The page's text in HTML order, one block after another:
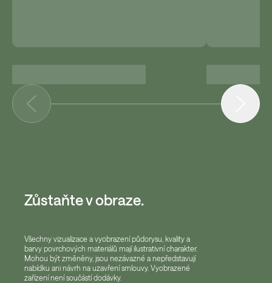
Zůstaňte v obraze.
Všechny vizualizace a vyobrazení půdorysu, kvality a
barvy povrchových materiálů mají ilustrativní charakter.
Mohou být změněny, jsou nezávazné a nepředstavují
nabídku ani návrh na uzavření smlouvy. Vyobrazené
zařízení není součástí dodávky.